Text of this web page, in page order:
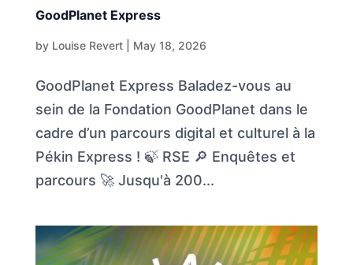
GoodPlanet Express
by Louise Revert| May 18, 2026
GoodPlanet Express Baladez-vous au
sein de la Fondation GoodPlanet dans le
cadre d’un parcours digital et culturel à la
Pékin Express ! 🍃 RSE 🔎 Enquêtes et
parcours 🚀 Jusqu'à 200...